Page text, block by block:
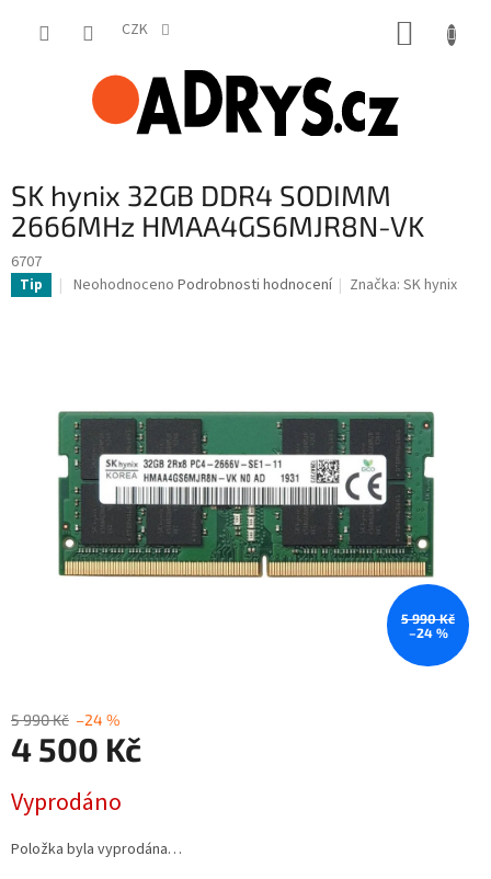
CZK
SK hynix 32GB DDR4 SODIMM
2666MHz HMAA4GS6MJR8N-VK
6707
Tip
Průměrné
5
hvězdiček.
Neohodnoceno Podrobnosti hodnocení Značka:SK hynix
5 990 Kč
–24 %
5 990 Kč –24 %
4 500 Kč
cena:
Vyprodáno
Položka byla vyprodána…